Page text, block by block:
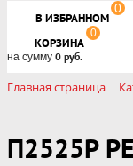
В ИЗБРАННОМ
0
КОРЗИНА
0
на сумму 0 руб.
Главная страница
П2525Р